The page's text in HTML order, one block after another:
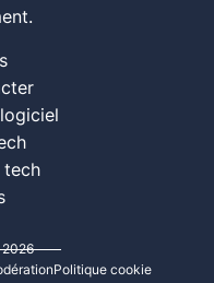
tech
2026
Politique cookie